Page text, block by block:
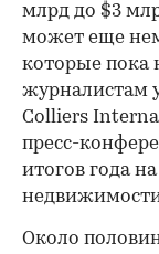
млрд до $3
может еще
которые пока
журналистам
Colliers
пресс-
итогов года
Около